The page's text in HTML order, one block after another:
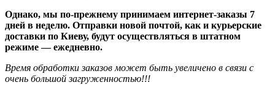
Однако, мы по-прежнему принимаем интернет-заказы 7
дней в неделю. Отправки новой почтой, как и курьерские
доставки по Киеву, будут осуществляться в штатном
режиме — ежедневно.
Время обработки заказов может быть увеличено в связи с
очень большой загруженностью!!!